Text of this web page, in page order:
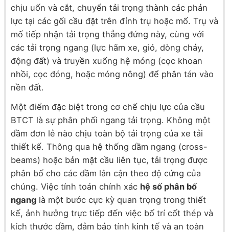
chịu uốn và cắt, chuyển tải trọng thành các phản
lực tại các gối cầu đặt trên đỉnh trụ hoặc mố. Trụ và
mố tiếp nhận tải trọng thẳng đứng này, cùng với
các tải trọng ngang (lực hãm xe, gió, dòng chảy,
động đất) và truyền xuống hệ móng (cọc khoan
nhồi, cọc đóng, hoặc móng nông) để phân tán vào
nền đất.
Một điểm đặc biệt trong cơ chế chịu lực của cầu
BTCT là sự phân phối ngang tải trọng. Không một
dầm đơn lẻ nào chịu toàn bộ tải trọng của xe tải
thiết kế. Thông qua hệ thống dầm ngang (cross-
beams) hoặc bản mặt cầu liên tục, tải trọng được
phân bố cho các dầm lân cận theo độ cứng của
chúng. Việc tính toán chính xác hệ số phân bố
ngang là một bước cực kỳ quan trọng trong thiết
kế, ảnh hưởng trực tiếp đến việc bố trí cốt thép và
kích thước dầm, đảm bảo tính kinh tế và an toàn